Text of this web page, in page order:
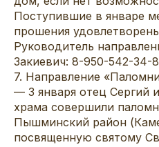
Поступившие в январе
прошения
Руководитель
Закиевич: 8-950-542-34-
7. Направление
— 3 января отец Сергий
храма совершили
Пышминский район
посвященную святому